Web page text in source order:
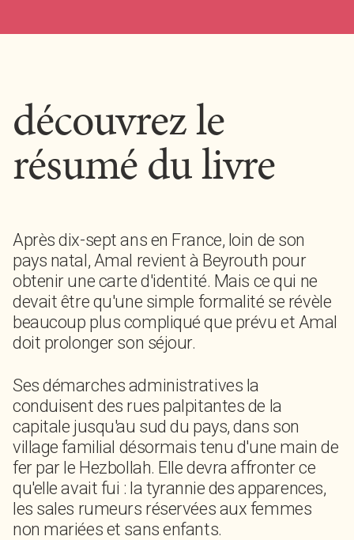
découvrez le
résumé du livre
Après dix-sept ans en France, loin de son
pays natal, Amal revient à Beyrouth pour
obtenir une carte d'identité. Mais ce qui ne
devait être qu'une simple formalité se révèle
beaucoup plus compliqué que prévu et Amal
doit prolonger son séjour.
Ses démarches administratives la
conduisent des rues palpitantes de la
capitale jusqu'au sud du pays, dans son
village familial désormais tenu d'une main de
fer par le Hezbollah. Elle devra affronter ce
qu'elle avait fui : la tyrannie des apparences,
les sales rumeurs réservées aux femmes
non mariées et sans enfants.